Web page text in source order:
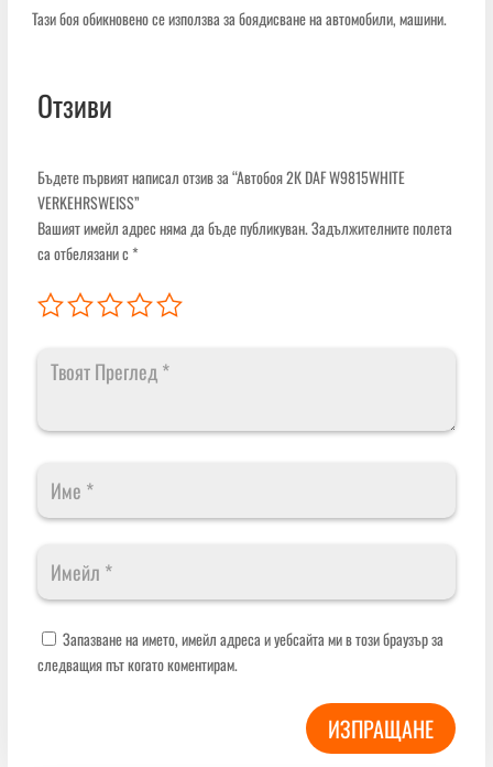
Тази боя обикновено се използва за боядисване на автомобили, машини.
Отзиви
Бъдете първият написал отзив за “Автобоя 2К DAF W9815WHITE
VERKEHRSWEISS”
Вашият имейл адрес няма да бъде публикуван.Задължителните полета
са отбелязани с*
Запазване на името, имейл адреса и уебсайта ми в този браузър за
следващия път когато коментирам.
ИЗПРАЩАНЕ